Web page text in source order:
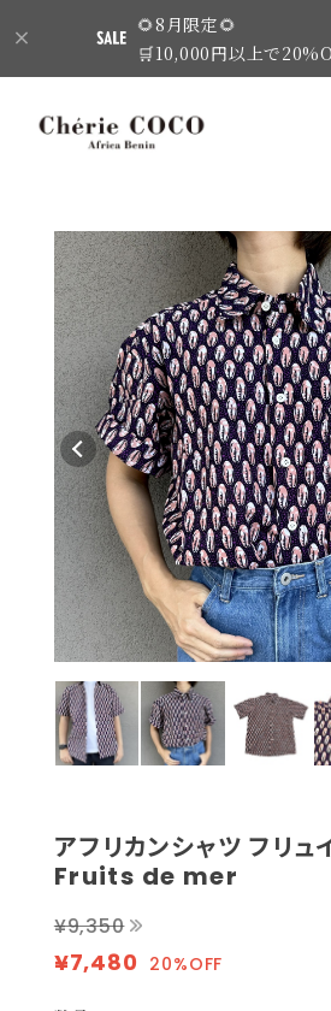
🌻8月限定🌻
🛒10,000円以上で
アフリカンシャツ フリュ
Fruits de mer
¥9,350
¥7,480 20%OFF